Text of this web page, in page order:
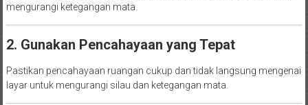
mengurangi ketegangan mata.
2. Gunakan Pencahayaan yang Tepat
Pastikan pencahayaan ruangan cukup dan tidak langsung mengenai
layar untuk mengurangi silau dan ketegangan mata.